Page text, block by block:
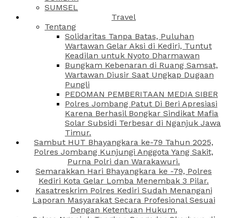
SUMSEL
Travel
Tentang
Solidaritas Tanpa Batas, Puluhan
Wartawan Gelar Aksi di Kediri, Tuntut
Keadilan untuk Nyoto Dharmawan
Bungkam Kebenaran di Ruang Samsat,
Wartawan Diusir Saat Ungkap Dugaan
Pungli
PEDOMAN PEMBERITAAN MEDIA SIBER
Polres Jombang Patut Di Beri Apresiasi
Karena Berhasil Bongkar Sindikat Mafia
Solar Subsidi Terbesar di Nganjuk Jawa
Timur.
Sambut HUT Bhayangkara ke-79 Tahun 2025,
Polres Jombang Kunjungi Anggota Yang Sakit,
Purna Polri dan Warakawuri.
Semarakkan Hari Bhayangkara ke -79, Polres
Kediri Kota Gelar Lomba Menembak 3 Pilar.
Kasatreskrim Polres Kediri Sudah Menangani
Laporan Masyarakat Secara Profesional Sesuai
Dengan Ketentuan Hukum.